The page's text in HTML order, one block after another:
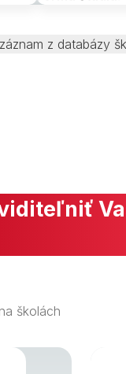
z databázy
na školách